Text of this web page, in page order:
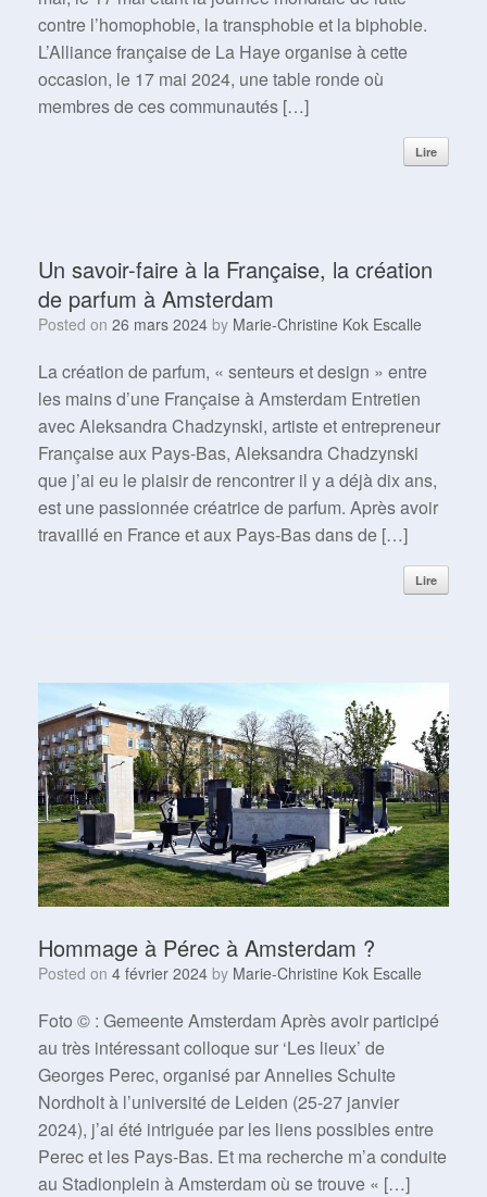
contre l’homophobie, la transphobie et la biphobie.
L’Alliance française de La Haye organise à cette
occasion, le 17 mai 2024, une table ronde où
membres de ces communautés […]
Lire
Un savoir-faire à la Française, la création
de parfum à Amsterdam
Posted on 26 mars 2024 by Marie-Christine Kok Escalle
La création de parfum, « senteurs et design » entre
les mains d’une Française à Amsterdam Entretien
avec Aleksandra Chadzynski, artiste et entrepreneur
Française aux Pays-Bas, Aleksandra Chadzynski
que j’ai eu le plaisir de rencontrer il y a déjà dix ans,
est une passionnée créatrice de parfum. Après avoir
travaillé en France et aux Pays-Bas dans de […]
Lire
Hommage à Pérec à Amsterdam ?
Posted on 4 février 2024 by Marie-Christine Kok Escalle
Foto © : Gemeente Amsterdam Après avoir participé
au très intéressant colloque sur ‘Les lieux’ de
Georges Perec, organisé par Annelies Schulte
Nordholt à l’université de Leiden (25-27 janvier
2024), j’ai été intriguée par les liens possibles entre
Perec et les Pays-Bas. Et ma recherche m’a conduite
au Stadionplein à Amsterdam où se trouve « […]